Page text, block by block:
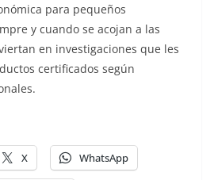
para pequeños
y cuando se acojan a las
en investigaciones que les
certificados según
X WhatsApp